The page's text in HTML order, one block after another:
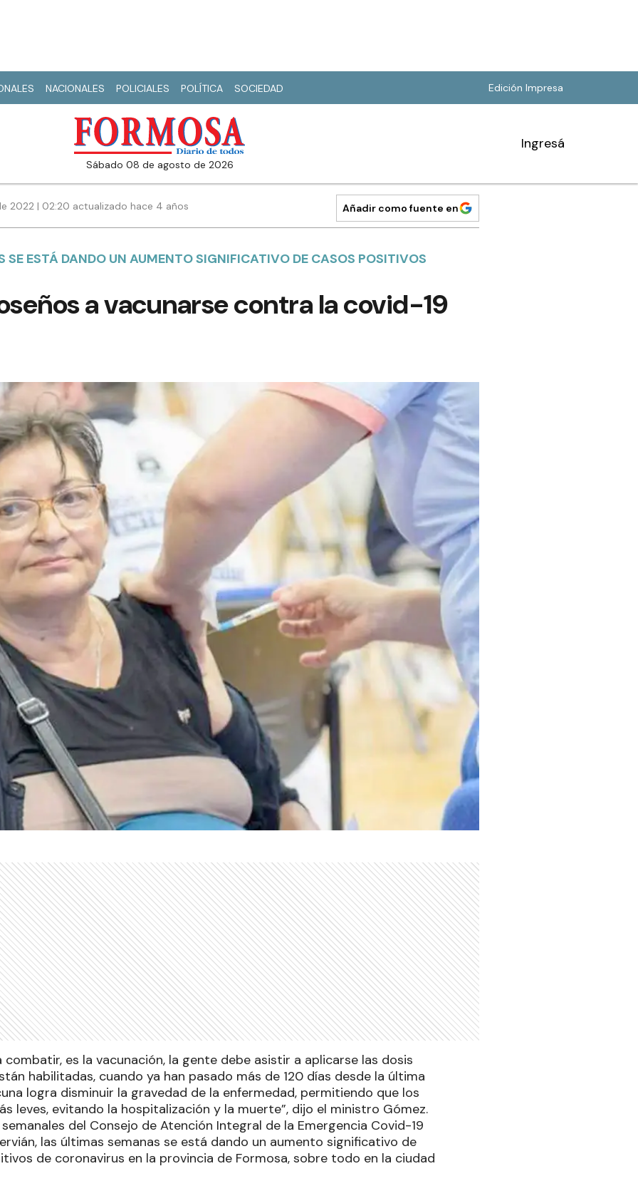
NACIONALES POLICIALES POLÍTICA SOCIEDAD Edición Impresa
sábado 08 de agosto de 2026
Ingresá
2022 | 02:20 actualizado hace 4 años Añadir como fuente en
SE ESTÁ DANDO UN AUMENTO SIGNIFICATIVO DE CASOS POSITIVOS
a vacunarse contra la covid-19
combatir, es la vacunación, la gente debe asistir a aplicarse las dosis
habilitadas, cuando ya han pasado más de 120 días desde la última
logra disminuir la gravedad de la enfermedad, permitiendo que los
leves, evitando la hospitalización y la muerte”, dijo el ministro Gómez.
del Consejo de Atención Integral de la Emergencia Covid-19
las últimas semanas se está dando un aumento significativo de
de coronavirus en la provincia de Formosa, sobre todo en la ciudad